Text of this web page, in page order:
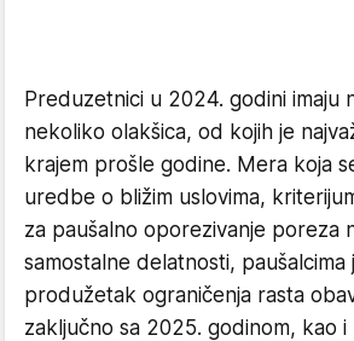
Preduzetnici u 2024. godini imaju
nekoliko olakšica, od kojih je
krajem prošle godine. Mera koja
uredbe o bližim uslovima,
za paušalno oporezivanje poreza
samostalne delatnosti, paušalcima
produžetak ograničenja rasta
zaključno sa 2025. godinom, kao i